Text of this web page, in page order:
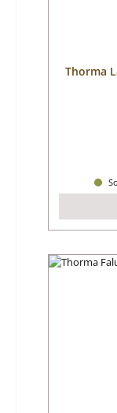
Thorma